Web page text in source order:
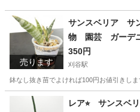
売ります
サンスベリア サ
物 園芸 ガーデ
350円
刈谷駅
鉢なし抜き苗でよければ100円お値引きしま
家庭用品
レア⭐︎ サンスベ